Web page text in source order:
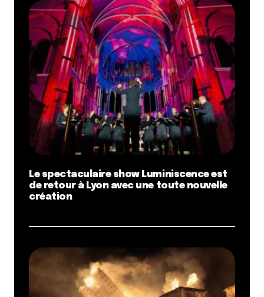
[…] fois n’est pas coutume ! Je ne vous dévoilerai pas
aujourd’hui l’un de mes bons plans du midi à
Villeurbanne mais l’un de mes commerces de
quartier favoris ! Cap sur le 7ème et le Meza : un
restaurant […]
Répondre
[…] Le Piaf Fou qui parle), j’ai opté pour un club
sandwich, il était très bon, mais le club sandwich du
Toï Toï à Villeurbanne reste pour moi le club ultime
Où bruncher à Lyon Confluence ? Burger restaurant Purple et
brunch à Confluence | Lyon CityCrunch.net
6 avril 2011 à 23 h 07 min
[…] quelques heures avant leur concert au Toï Toï
que je retrouve les Miss White and the Drunken
piano et leur équipe. Tous les trois habillés en […]
Le spectaculaire show Luminiscence est
de retour à Lyon avec une toute nouvelle
création